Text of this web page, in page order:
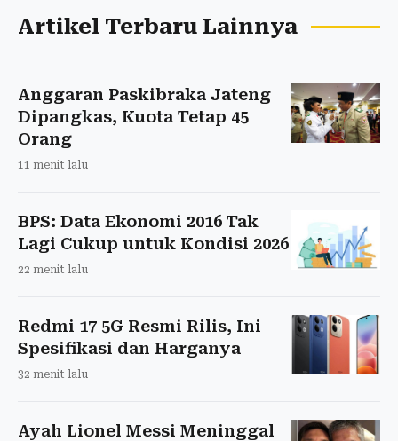
Artikel Terbaru Lainnya
Anggaran Paskibraka Jateng
Dipangkas, Kuota Tetap 45
Orang
11 menit lalu
BPS: Data Ekonomi 2016 Tak
Lagi Cukup untuk Kondisi 2026
22 menit lalu
Redmi 17 5G Resmi Rilis, Ini
Spesifikasi dan Harganya
32 menit lalu
Ayah Lionel Messi Meninggal